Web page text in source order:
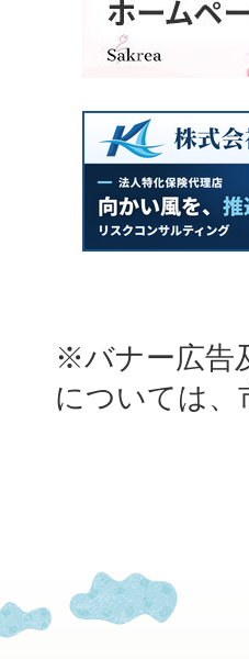
※バナー広告
については